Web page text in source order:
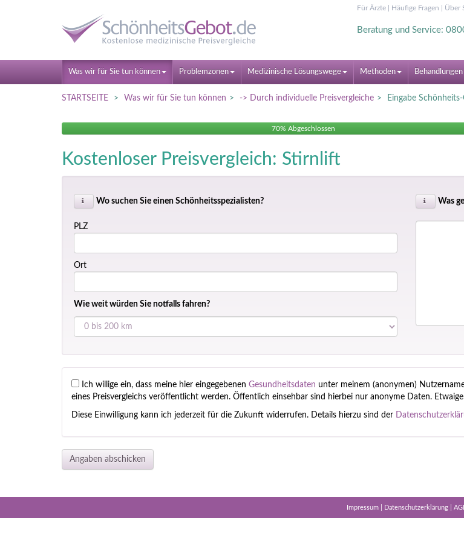
Für Ärzte| Häufige Fragen Über
Beratung und Service:
Was wir für Sie tun können Problemzonen Medizinische Lösungswege Methoden
STARTSEITE Was wir für Sie tun können -> Durch individuelle Preisvergleiche Eingabe
70% Abgeschlossen
Kostenloser Preisvergleich: Stirnlift
Wo suchen Sie einen Schönheitsspezialisten?
PLZ
Ort
Wie weit würden Sie notfalls fahren?
Was
Ich willige ein, dass meine hier eingegebenen Gesundheitsdaten unter meinem (anonymen)
eines Preisvergleichs veröffentlicht werden. Öffentlich einsehbar sind hierbei nur anonyme Daten.
Diese Einwilligung kann ich jederzeit für die Zukunft widerrufen. Details hierzu sind der
Impressum| Datenschutzerklärung|